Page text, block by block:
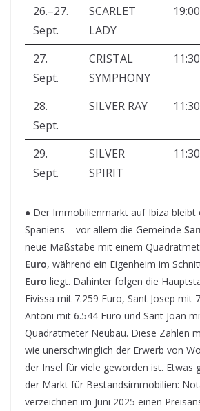
26.–27.
Sept.
SCARLET
LADY
27.
Sept.
CRISTAL
SYMPHONY
28.
Sept.
SILVER RAY
29.
Sept.
SILVER
SPIRIT
● Der Immobilienmarkt auf Ibiza bleibt
Spaniens – vor allem die Gemeinde
neue Maßstäbe mit einem
Euro, während ein Eigenheim im
Euro liegt. Dahinter folgen die
Eivissa mit 7.259 Euro, Sant Josep mit
Antoni mit 6.544 Euro und Sant Joan
Quadratmeter Neubau. Diese Zahlen
wie unerschwinglich der Erwerb von
der Insel für viele geworden ist. Etwas
der Markt für Bestandsimmobilien:
verzeichnen im Juni 2025 einen